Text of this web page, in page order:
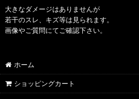
大きなダメージはありませんが
若干のスレ、キズ等は見られます。
画像やご質問にてご確認下さい。
ホーム
ショッピングカート